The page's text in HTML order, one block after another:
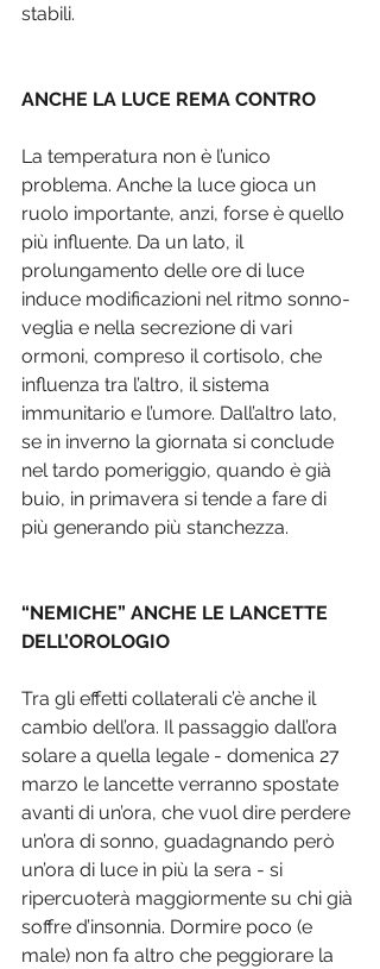
stabili.
ANCHE LA LUCE REMA CONTRO
La temperatura non è l’unico
problema. Anche la luce gioca un
ruolo importante, anzi, forse è quello
più influente. Da un lato, il
prolungamento delle ore di luce
induce modificazioni nel ritmo sonno-
veglia e nella secrezione di vari
ormoni, compreso il cortisolo, che
influenza tra l’altro, il sistema
immunitario e l’umore. Dall’altro lato,
se in inverno la giornata si conclude
nel tardo pomeriggio, quando è già
buio, in primavera si tende a fare di
più generando più stanchezza.
“NEMICHE” ANCHE LE LANCETTE
DELL’OROLOGIO
Tra gli effetti collaterali c’è anche il
cambio dell’ora. Il passaggio dall’ora
solare a quella legale - domenica 27
marzo le lancette verranno spostate
avanti di un’ora, che vuol dire perdere
un’ora di sonno, guadagnando però
un’ora di luce in più la sera - si
ripercuoterà maggiormente su chi già
soffre d’insonnia. Dormire poco (e
male) non fa altro che peggiorare la